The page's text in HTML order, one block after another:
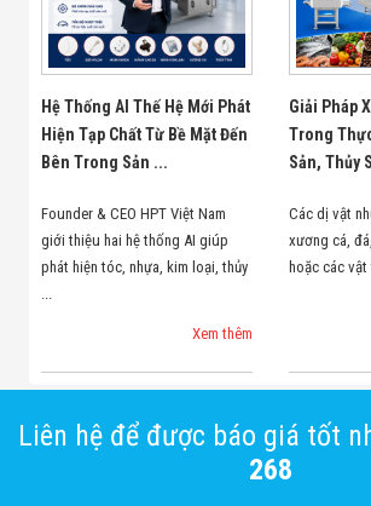
Hệ Thống AI Thế Hệ Mới Phát
Hiện Tạp Chất Từ Bề Mặt Đến
Bên Trong Sản ...
Founder & CEO HPT Việt Nam
giới thiệu hai hệ thống AI giúp
phát hiện tóc, nhựa, kim loại, thủy
...
Xem thêm
Giải Pháp
Trong
Sản, Thủy
Các dị vật
xương cá,
hoặc các
Liên hệ để được báo giá tốt
268